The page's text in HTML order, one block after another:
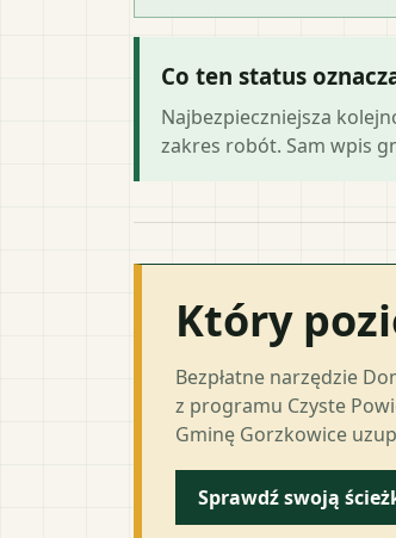
Co ten status
Najbezpieczniejsza
zakres robót. Sam wpis
Który
Bezpłatne narzędzie
z programu Czyste
Gminę Gorzkowice
Sprawdź swoją